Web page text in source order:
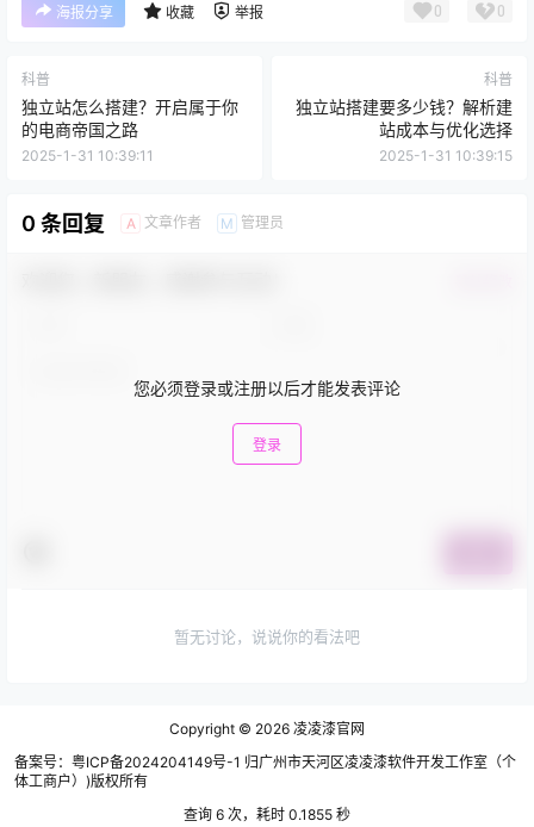
海报分享 收藏 举报 0 0
科普
独立站怎么搭建？开启属于你
的电商帝国之路
2025-1-31 10:39:11
科普
独立站搭建要多少钱？解析建
站成本与优化选择
2025-1-31 10:39:15
0 条回复 A 文章作者 M 管理员
您必须登录或注册以后才能发表评论
登录
暂无讨论，说说你的看法吧
Copyright © 2026 凌凌漆官网
备案号：粤ICP备2024204149号-1 归广州市天河区凌凌漆软件开发工作室（个
体工商户）)版权所有
查询 6 次，耗时 0.1855 秒